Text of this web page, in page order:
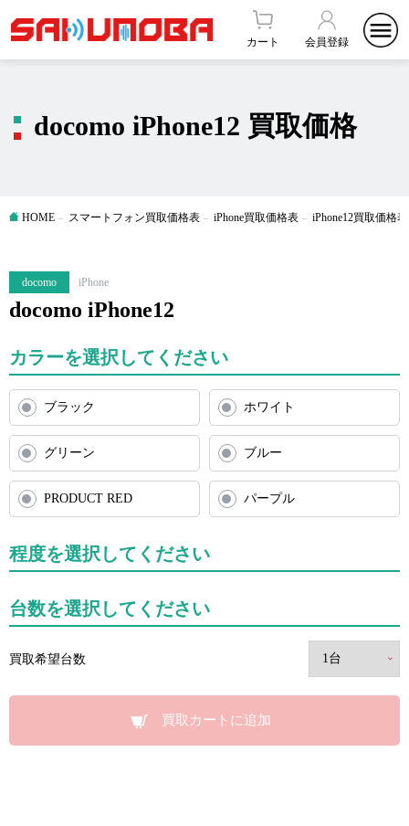
カート 会員登録
docomo iPhone12 買取価格
HOME スマートフォン買取価格表 iPhone買取価格表 iPhone12買取価格表
docomo iPhone
docomo iPhone12
カラーを選択してください
ブラック ホワイト
グリーン ブルー
PRODUCT RED パープル
程度を選択してください
台数を選択してください
買取希望台数
買取カートに追加